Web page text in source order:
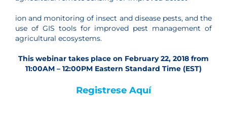
ion and monitoring of insect and disease pests, and the
use of GIS tools for improved pest management of
agricultural ecosystems.
This webinar takes place on February 22, 2018 from
11:00AM – 12:00PM Eastern Standard Time (EST)
Registrese Aquí